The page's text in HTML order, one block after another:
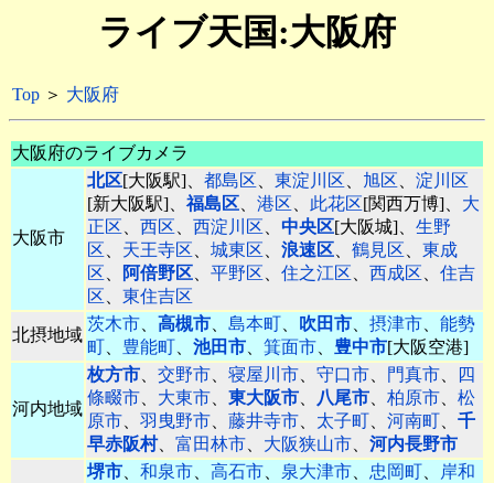
ライブ天国:大阪府
Top ＞ 大阪府
大阪府のライブカメラ
大阪市
北区[大阪駅]、 都島区、 東淀川区、 旭区、 淀川区
[新大阪駅]、 福島区、 港区、 此花区[関西万博]、 大
正区、 西区、 西淀川区、 中央区[大阪城]、 生野
区、 天王寺区、 城東区、 浪速区、 鶴見区、 東成
区、 阿倍野区、 平野区、 住之江区、 西成区、 住吉
区、 東住吉区
北摂地域
茨木市、 高槻市、 島本町、 吹田市、 摂津市、 能勢
町、 豊能町、 池田市、 箕面市、 豊中市[大阪空港]
河内地域
枚方市、 交野市、 寝屋川市、 守口市、 門真市、
四
條畷市、 大東市、 東大阪市、 八尾市、 柏原市、 松
原市、 羽曳野市、 藤井寺市、 太子町、 河南町、 千
早赤阪村、 富田林市、 大阪狭山市、 河内長野市
堺市、 和泉市、 高石市、 泉大津市、 忠岡町、
岸和